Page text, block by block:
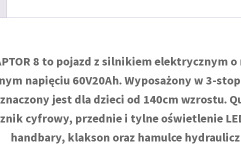
8 to pojazd z silnikiem elektrycznym
napięciu 60V20Ah. Wyposażony w 3-
jest dla dzieci od 140cm wzrostu.
cyfrowy, przednie i tylne oświetlenie
handbary, klakson oraz hamulce